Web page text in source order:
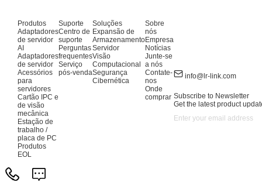
Produtos
Adaptadores
de servidor
AI
Adaptadores
de servidor
Acessórios
para
servidores
Cartão IPC e
de visão
mecânica
Estação de
trabalho /
placa de PC
Produtos
EOL
Suporte
Centro de
suporte
Perguntas
frequentes
Serviço
pós-venda
Soluções
Expansão de
Armazenamento
Servidor
Visão
Computacional
Segurança
Cibernética
Sobre
nós
Empresa
Notícias
Junte-se
a nós
Contate-
nos
Onde
comprar
info@lr-link.com
Subscribe to Newsletter
Get the latest product